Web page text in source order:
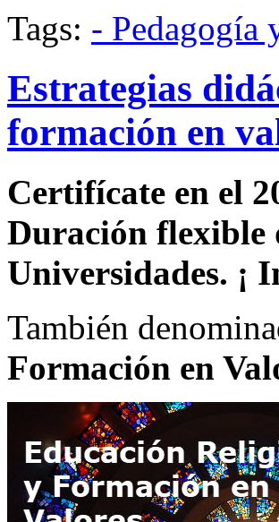
Tags: - Pedagogía
Estrategias
formación en
Certifícate en el
Duración flexible
Universidades. ¡
También
Formación en